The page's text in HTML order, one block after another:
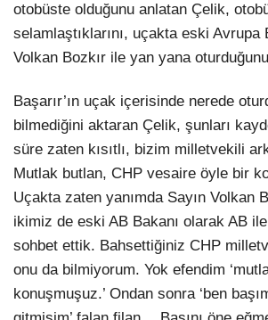
otobüste olduğunu anlatan Çelik,
selamlaştıklarını, uçakta eski Avrupa
Volkan Bozkır ile yan yana
Başarır’ın uçak içerisinde nerede
bilmediğini aktaran Çelik, şunları
süre zaten kısıtlı, bizim milletvekili
Mutlak butlan, CHP vesaire öyle bir
Uçakta zaten yanımda Sayın Volkan
ikimiz de eski AB Bakanı olarak AB
sohbet ettik. Bahsettiğiniz CHP
onu da bilmiyorum. Yok efendim
konuşmuşuz.’ Ondan sonra ‘ben